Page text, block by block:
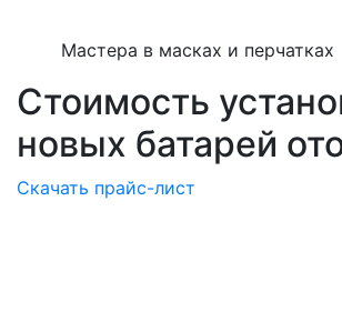
Мастера в масках и перчатках
Стоимость
новых батарей
Скачать прайс-лист